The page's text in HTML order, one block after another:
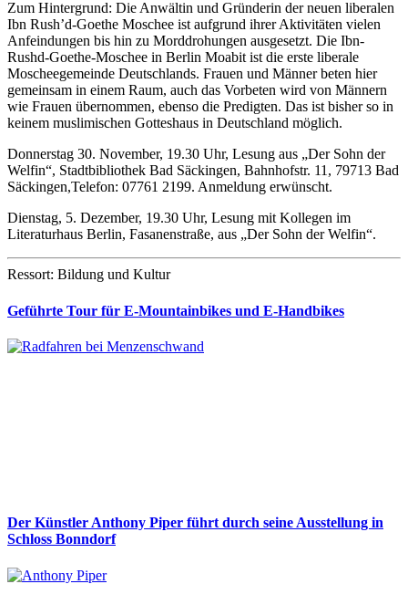
Zum Hintergrund: Die Anwältin und Gründerin der neuen liberalen
Ibn Rush’d-Goethe Moschee ist aufgrund ihrer Aktivitäten vielen
Anfeindungen bis hin zu Morddrohungen ausgesetzt. Die Ibn-
Rushd-Goethe-Moschee in Berlin Moabit ist die erste liberale
Moscheegemeinde Deutschlands. Frauen und Männer beten hier
gemeinsam in einem Raum, auch das Vorbeten wird von Männern
wie Frauen übernommen, ebenso die Predigten. Das ist bisher so in
keinem muslimischen Gotteshaus in Deutschland möglich.
Donnerstag 30. November, 19.30 Uhr, Lesung aus „Der Sohn der
Welfin“, Stadtbibliothek Bad Säckingen, Bahnhofstr. 11, 79713 Bad
Säckingen,Telefon: 07761 2199. Anmeldung erwünscht.
Dienstag, 5. Dezember, 19.30 Uhr, Lesung mit Kollegen im
Literaturhaus Berlin, Fasanenstraße, aus „Der Sohn der Welfin“.
Ressort: Bildung und Kultur
Geführte Tour für E-Mountainbikes und E-Handbikes
Der Künstler Anthony Piper führt durch seine Ausstellung in
Schloss Bonndorf